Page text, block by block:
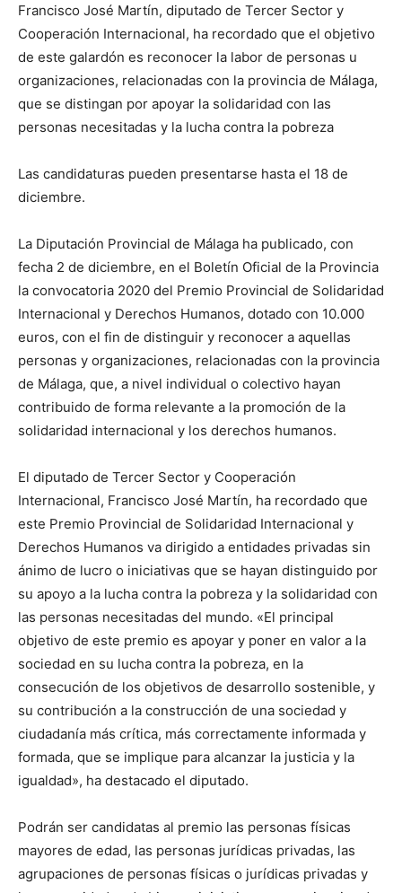
Francisco José Martín, diputado de Tercer Sector y
Cooperación Internacional, ha recordado que el objetivo
de este galardón es reconocer la labor de personas u
organizaciones, relacionadas con la provincia de Málaga,
que se distingan por apoyar la solidaridad con las
personas necesitadas y la lucha contra la pobreza
Las candidaturas pueden presentarse hasta el 18 de
diciembre.
La Diputación Provincial de Málaga ha publicado, con
fecha 2 de diciembre, en el Boletín Oficial de la Provincia
la convocatoria 2020 del Premio Provincial de Solidaridad
Internacional y Derechos Humanos, dotado con 10.000
euros, con el fin de distinguir y reconocer a aquellas
personas y organizaciones, relacionadas con la provincia
de Málaga, que, a nivel individual o colectivo hayan
contribuido de forma relevante a la promoción de la
solidaridad internacional y los derechos humanos.
El diputado de Tercer Sector y Cooperación
Internacional, Francisco José Martín, ha recordado que
este Premio Provincial de Solidaridad Internacional y
Derechos Humanos va dirigido a entidades privadas sin
ánimo de lucro o iniciativas que se hayan distinguido por
su apoyo a la lucha contra la pobreza y la solidaridad con
las personas necesitadas del mundo. «El principal
objetivo de este premio es apoyar y poner en valor a la
sociedad en su lucha contra la pobreza, en la
consecución de los objetivos de desarrollo sostenible, y
su contribución a la construcción de una sociedad y
ciudadanía más crítica, más correctamente informada y
formada, que se implique para alcanzar la justicia y la
igualdad», ha destacado el diputado.
Podrán ser candidatas al premio las personas físicas
mayores de edad, las personas jurídicas privadas, las
agrupaciones de personas físicas o jurídicas privadas y